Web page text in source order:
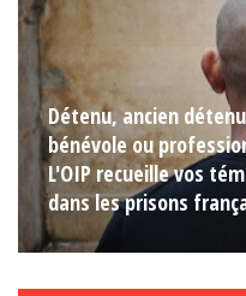
Détenu, ancien
bénévole ou
L'OIP recueille vos
dans les prisons